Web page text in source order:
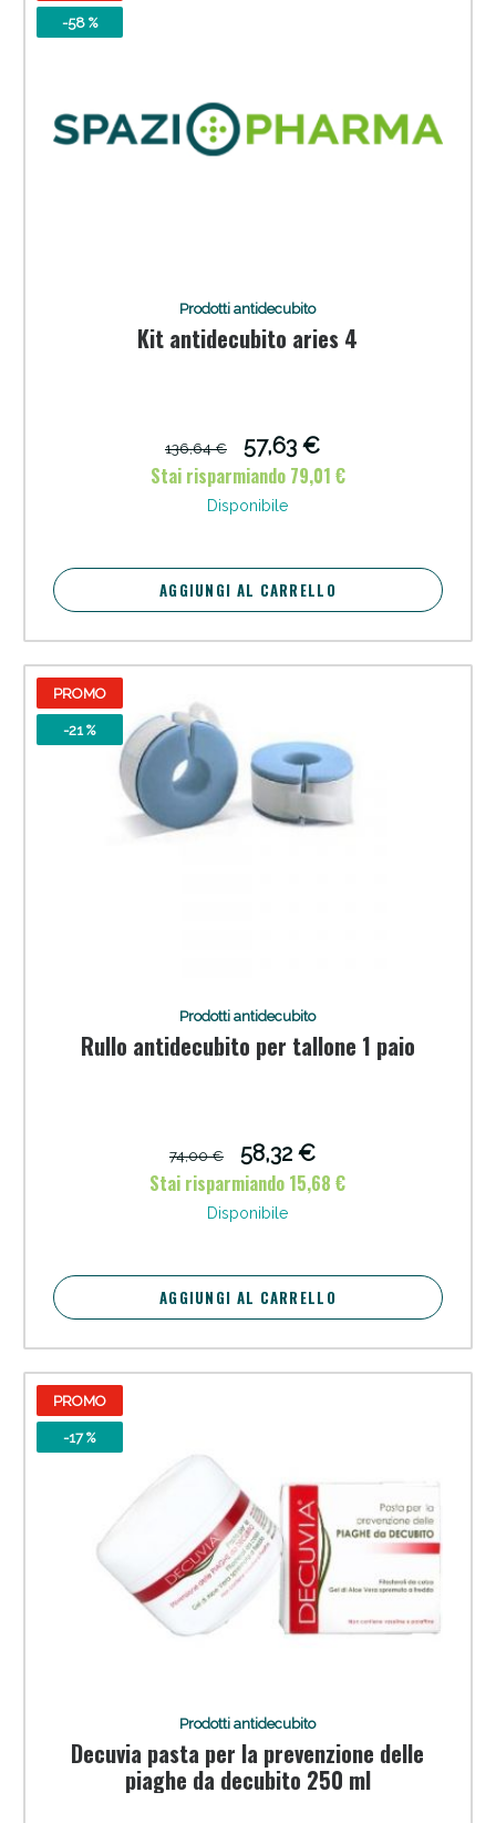
-58 %
Prodotti antidecubito
Kit antidecubito aries 4
136,64 €
57,63 €
Stai risparmiando 79,01 €
Disponibile
AGGIUNGI AL CARRELLO
PROMO
-21 %
Prodotti antidecubito
Rullo antidecubito per tallone 1 paio
74,00 €
58,32 €
Stai risparmiando 15,68 €
Disponibile
AGGIUNGI AL CARRELLO
PROMO
-17 %
Prodotti antidecubito
Decuvia pasta per la prevenzione delle
piaghe da decubito 250 ml